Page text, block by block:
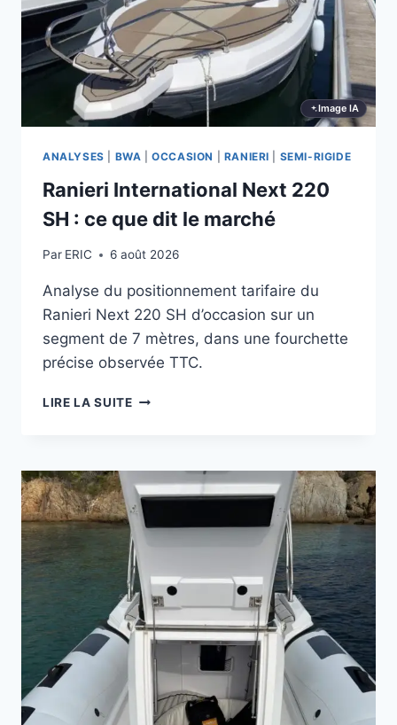
Image IA
ANALYSES BWA |OCCASION RANIERI SEMI-RIGIDE
Ranieri International Next 220
SH : ce que dit le marché
Par ERIC 6 août 2026
Analyse du positionnement tarifaire du
Ranieri Next 220 SH d’occasion sur un
segment de 7 mètres, dans une fourchette
précise observée TTC.
LIRE LA SUITERANIERI
SH
:
CE
QUE
DIT
LE
MARCHÉ